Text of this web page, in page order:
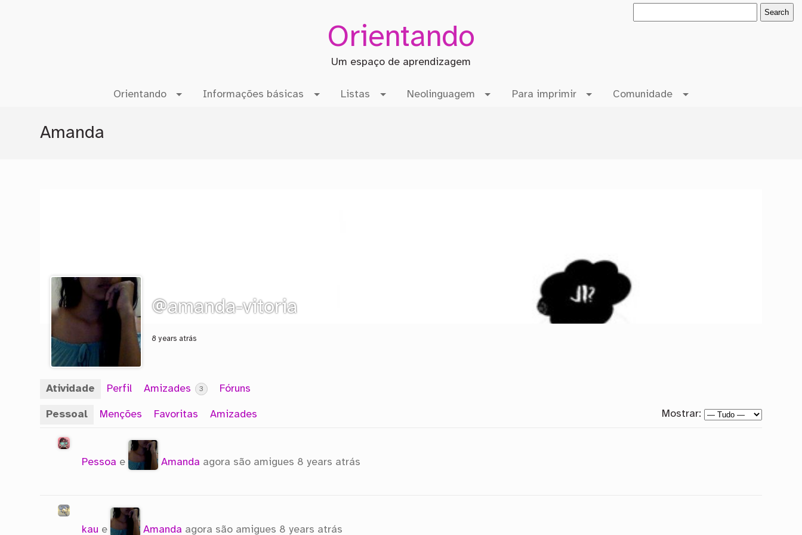
Orientando
Um espaço de aprendizagem
Orientando Informações básicas Listas Neolinguagem Para imprimir Comunidade
Amanda
@amanda-vitoria
8 years atrás
Atividade Perfil Amizades 3 Fóruns
Pessoal Menções Favoritas Amizades Mostrar:
Pessoa e Amanda agora são amigues 8 years atrás
kau e Amanda agora são amigues 8 years atrás